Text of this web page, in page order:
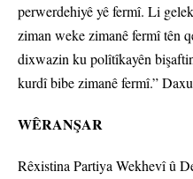
perwerdehiyê yê fermî. Li
ziman weke zimanê fermî tên
dixwazin ku polîtîkayên
kurdî bibe zimanê fermî.”
WÊRANŞAR
Rêxistina Partiya Wekhevî û